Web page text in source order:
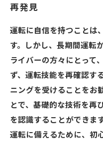
再発見
運転に自信を持つことは
す。しかし、長期間運転
ライバーの方々にとって
ず、運転技能を再確認す
ニングを受けることをお
とで、基礎的な技術を再
を認識することができま
運転に備えるために、初